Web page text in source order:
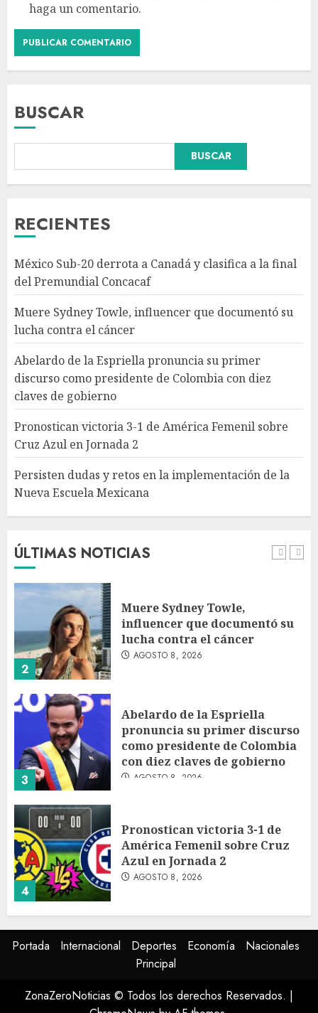
haga un comentario.
BUSCAR
BUSCAR
RECIENTES
México Sub-20 derrota a Canadá y clasifica a la final
del Premundial Concacaf
Muere Sydney Towle, influencer que documentó su
lucha contra el cáncer
Abelardo de la Espriella pronuncia su primer
discurso como presidente de Colombia con diez
claves de gobierno
Pronostican victoria 3-1 de América Femenil sobre
Cruz Azul en Jornada 2
Persisten dudas y retos en la implementación de la
Nueva Escuela Mexicana
ÚLTIMAS NOTICIAS
3
Abelardo de la Espriella
pronuncia su primer discurso
4
Pronostican victoria 3-1 de
América Femenil sobre Cruz
Azul en Jornada 2
AGOSTO 8, 2026
5
Persisten dudas y retos en la
AGOSTO 8, 2026
1
México Sub-20 derrota a
Canadá y clasifica a la final del
AGOSTO 8, 2026
2
Muere Sydney Towle,
influencer que documentó su
lucha contra el cáncer
AGOSTO 8, 2026
3
Abelardo de la Espriella
pronuncia su primer discurso
como presidente de Colombia
con diez claves de gobierno
AGOSTO 8, 2026
4
Pronostican victoria 3-1 de
América Femenil sobre Cruz
Azul en Jornada 2
AGOSTO 8, 2026
5
Persisten dudas y retos en la
implementación de la Nueva
Escuela Mexicana
AGOSTO 8, 2026
Portada Internacional Deportes Economía
Nacionales
Principal
ZonaZeroNoticias © Todos los derechos Reservados. |